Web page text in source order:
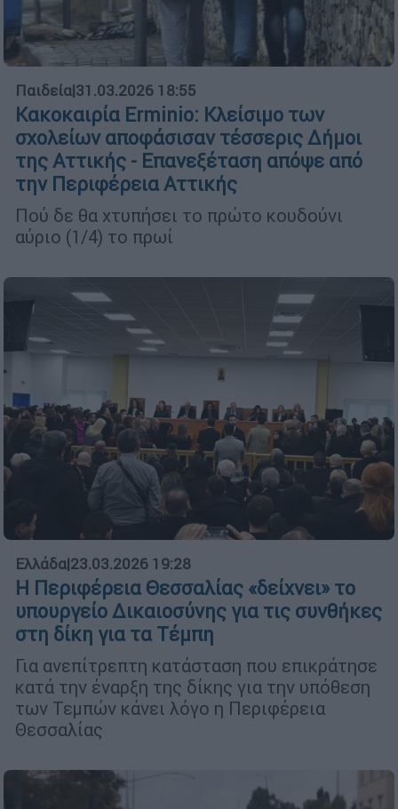
Παιδεία|31.03.2026 18:55
Κακοκαιρία Erminio: Κλείσιμο των
σχολείων αποφάσισαν τέσσερις Δήμοι
της Αττικής - Επανεξέταση απόψε από
την Περιφέρεια Αττικής
Πού δε θα χτυπήσει το πρώτο κουδούνι
αύριο (1/4) το πρωί
Ελλάδα|23.03.2026 19:28
Η Περιφέρεια Θεσσαλίας «δείχνει» το
υπουργείο Δικαιοσύνης για τις συνθήκες
στη δίκη για τα Τέμπη
Για ανεπίτρεπτη κατάσταση που επικράτησε
κατά την έναρξη της δίκης για την υπόθεση
των Τεμπών κάνει λόγο η Περιφέρεια
Θεσσαλίας